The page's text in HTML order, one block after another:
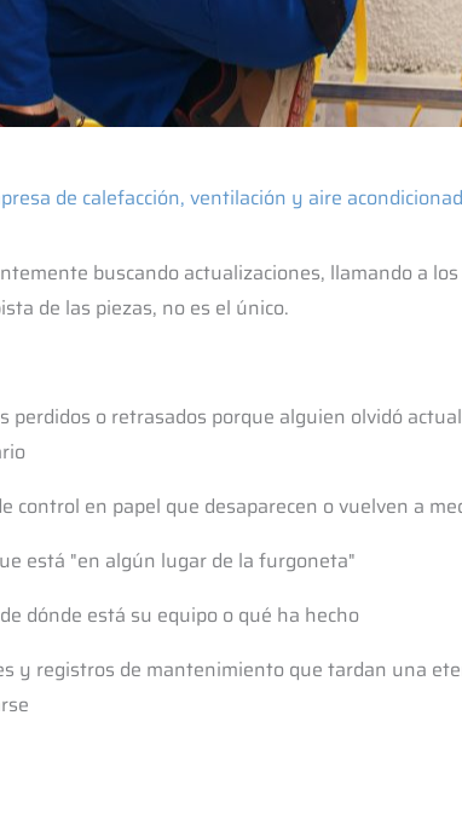
de calefacción, ventilación y aire
buscando actualizaciones, llamando a
de las piezas, no es el único.
perdidos o retrasados porque alguien olvidó
control en papel que desaparecen o vuelven a
está "en algún lugar de la furgoneta"
dónde está su equipo o qué ha hecho
y registros de mantenimiento que tardan una